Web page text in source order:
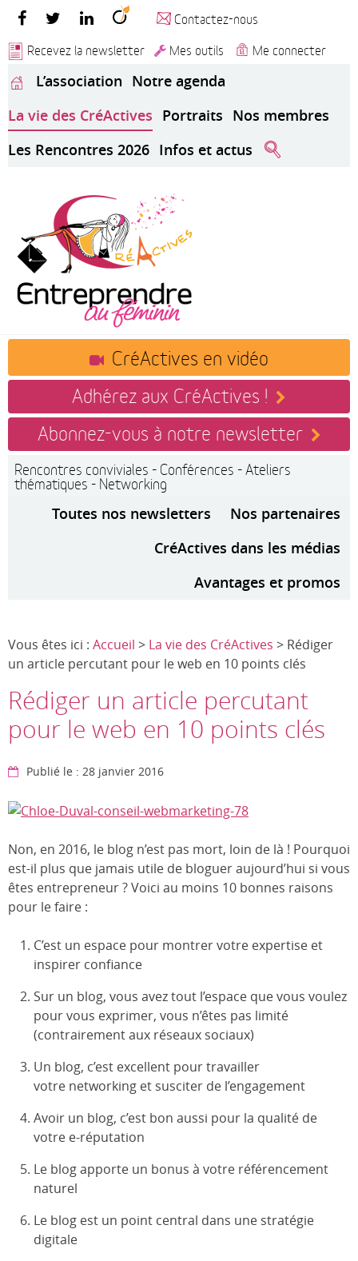
Contactez-nous
Recevez la newsletter
Mes outils Me connecter
L’association Notre agenda
La vie des CréActives Portraits Nos membres
Les Rencontres 2026 Infos et actus
CréActives en vidéo
Adhérez aux CréActives !
Abonnez-vous à notre newsletter
Rencontres conviviales - Conférences - Ateliers
thématiques - Networking
Toutes nos newsletters
Nos partenaires
CréActives dans les médias
Avantages et promos
Vous êtes ici : Accueil > La vie des CréActives > Rédiger
un article percutant pour le web en 10 points clés
Rédiger un article percutant
pour le web en 10 points clés
Publié le : 28 janvier 2016
Non, en 2016, le blog n’est pas mort, loin de là ! Pourquoi
est-il plus que jamais utile de bloguer aujourd’hui si vous
êtes entrepreneur ? Voici au moins 10 bonnes raisons
pour le faire :
C’est un espace pour montrer votre expertise et
inspirer confiance
Sur un blog, vous avez tout l’espace que vous voulez
pour vous exprimer, vous n’êtes pas limité
(contrairement aux réseaux sociaux)
Un blog, c’est excellent pour travailler
votre networking et susciter de l’engagement
Avoir un blog, c’est bon aussi pour la qualité de
votre e-réputation
Le blog apporte un bonus à votre référencement
naturel
Le blog est un point central dans une stratégie
digitale